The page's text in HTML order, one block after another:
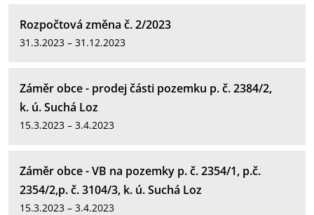
Rozpočtová změna č. 2/2023
31.3.2023 – 31.12.2023
Záměr obce - prodej části pozemku p. č. 2384/2,
k. ú. Suchá Loz
15.3.2023 – 3.4.2023
Záměr obce - VB na pozemky p. č. 2354/1, p.č.
2354/2,p. č. 3104/3, k. ú. Suchá Loz
15.3.2023 – 3.4.2023